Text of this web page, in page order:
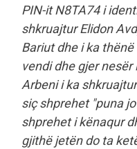
PIN-it N8TA74 i
shkruajtur Elidon
Bariut dhe i ka
vendi dhe gjer
Arbeni i ka
siç shprehet "puna
shprehet i kënaqur
gjithë jetën do ta